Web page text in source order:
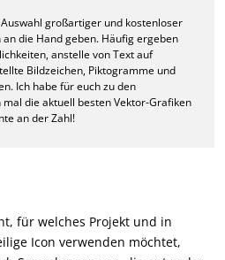
großartiger und kostenloser
die Hand geben. Häufig ergeben
anstelle von Text auf
Bildzeichen, Piktogramme und
Ich habe für euch zu den
die aktuell besten Vektor-Grafiken
an der Zahl!
für welches Projekt und in
Icon verwenden möchtet,